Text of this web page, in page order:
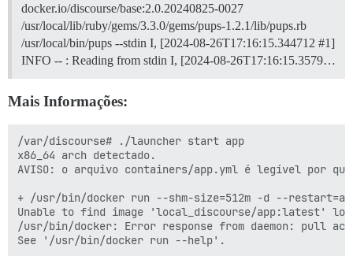
docker.io/discourse/base:2.0.20240825-0027
/usr/local/lib/ruby/gems/3.3.0/gems/pups-1.2.1/lib/pups.rb
/usr/local/bin/pups --stdin I, [2024-08-26T17:16:15.344712 #1]
INFO -- : Reading from stdin I, [2024-08-26T17:16:15.3579…
Mais Informações:
/var/discourse# ./launcher start app
x86_64 arch detectado.
AVISO: o arquivo containers/app.yml é legível por
+ /usr/bin/docker run --shm-size=512m -d --restart=always -e
Unable to find image 'local_discourse/app:latest'
/usr/bin/docker: Error response from daemon: pull